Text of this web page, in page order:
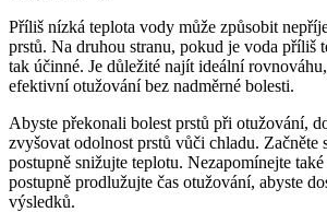
Příliš nízká teplota vody může způsobit
prstů. Na druhou stranu, pokud je voda příliš
tak účinné. Je důležité najít ideální
efektivní otužování bez nadměrné bolesti.
Abyste překonali bolest prstů při otužování,
zvyšovat odolnost prstů vůči chladu. Začněte
postupně snižujte teplotu. Nezapomínejte
postupně prodlužujte čas otužování, abyste
výsledků.